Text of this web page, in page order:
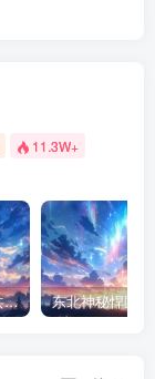
11.3W+
天网栏目中最人神共愤的一期《消失的夫妻》